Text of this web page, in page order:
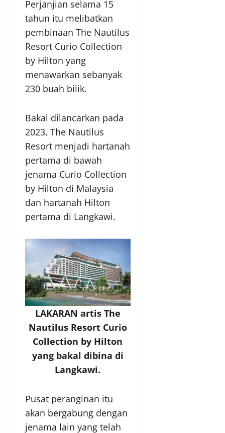
Perjanjian selama 15
tahun itu melibatkan
pembinaan The Nautilus
Resort Curio Collection
by Hilton yang
menawarkan sebanyak
230 buah bilik.
Bakal dilancarkan pada
2023, The Nautilus
Resort menjadi hartanah
pertama di bawah
jenama Curio Collection
by Hilton di Malaysia
dan hartanah Hilton
pertama di Langkawi.
LAKARAN artis The
Nautilus Resort Curio
Collection by Hilton
yang bakal dibina di
Langkawi.
Pusat peranginan itu
akan bergabung dengan
jenama lain yang telah